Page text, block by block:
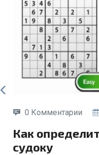
0 Комментарии
Как создать собственное
судоку?